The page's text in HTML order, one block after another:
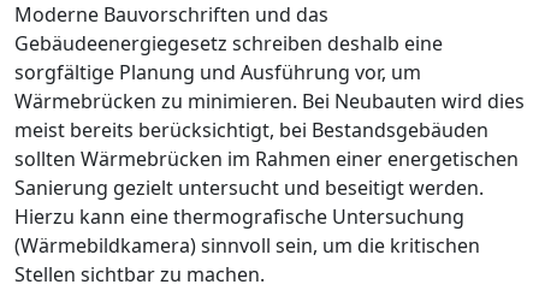
Moderne Bauvorschriften und das
Gebäudeenergiegesetz schreiben deshalb eine
sorgfältige Planung und Ausführung vor, um
Wärmebrücken zu minimieren. Bei Neubauten wird dies
meist bereits berücksichtigt, bei Bestandsgebäuden
sollten Wärmebrücken im Rahmen einer energetischen
Sanierung gezielt untersucht und beseitigt werden.
Hierzu kann eine thermografische Untersuchung
(Wärmebildkamera) sinnvoll sein, um die kritischen
Stellen sichtbar zu machen.